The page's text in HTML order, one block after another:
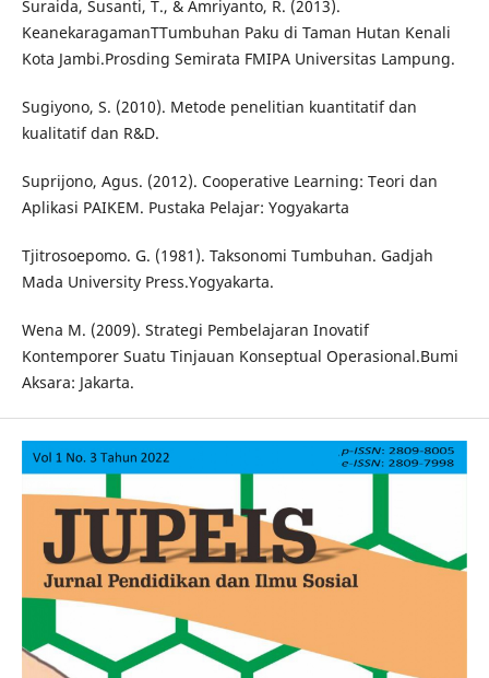
Suraida, Susanti, T., & Amriyanto, R. (2013).
KeanekaragamanTTumbuhan Paku di Taman Hutan Kenali
Kota Jambi.Prosding Semirata FMIPA Universitas Lampung.
Sugiyono, S. (2010). Metode penelitian kuantitatif dan
kualitatif dan R&D.
Suprijono, Agus. (2012). Cooperative Learning: Teori dan
Aplikasi PAIKEM. Pustaka Pelajar: Yogyakarta
Tjitrosoepomo. G. (1981). Taksonomi Tumbuhan. Gadjah
Mada University Press.Yogyakarta.
Wena M. (2009). Strategi Pembelajaran Inovatif
Kontemporer Suatu Tinjauan Konseptual Operasional.Bumi
Aksara: Jakarta.